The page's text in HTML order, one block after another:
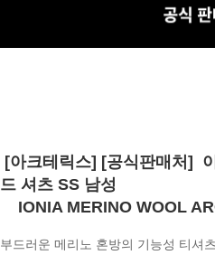
[아크테릭스] [공식판매처]
드 셔츠 SS 남성
IONIA MERINO WOOL
부드러운 메리노 혼방의 기능성 티셔츠